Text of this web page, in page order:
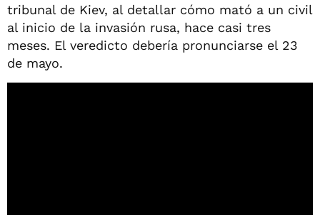
tribunal de Kiev, al detallar cómo mató a un civil
al inicio de la invasión rusa, hace casi tres
meses. El veredicto debería pronunciarse el 23
de mayo.